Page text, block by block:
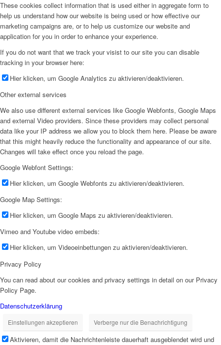
These cookies collect information that is used either in aggregate form to
help us understand how our website is being used or how effective our
marketing campaigns are, or to help us customize our website and
application for you in order to enhance your experience.
If you do not want that we track your visist to our site you can disable
tracking in your browser here:
Hier klicken, um Google Analytics zu aktivieren/deaktivieren.
Other external services
We also use different external services like Google Webfonts, Google Maps
and external Video providers. Since these providers may collect personal
data like your IP address we allow you to block them here. Please be aware
that this might heavily reduce the functionality and appearance of our site.
Changes will take effect once you reload the page.
Google Webfont Settings:
Hier klicken, um Google Webfonts zu aktivieren/deaktivieren.
Google Map Settings:
Hier klicken, um Google Maps zu aktivieren/deaktivieren.
Vimeo and Youtube video embeds:
Hier klicken, um Videoeinbettungen zu aktivieren/deaktivieren.
Privacy Policy
You can read about our cookies and privacy settings in detail on our Privacy
Policy Page.
Datenschutzerklärung
Einstellungen akzeptieren Verberge nur die Benachrichtigung
Aktivieren, damit die Nachrichtenleiste dauerhaft ausgeblendet wird und